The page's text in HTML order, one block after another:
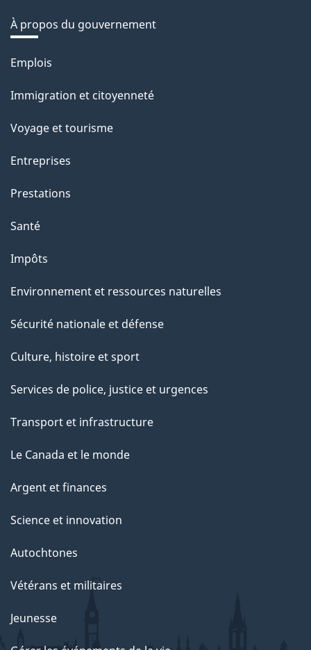
À propos du gouvernement
Thèmes
sujets
Emplois
Immigration et citoyenneté
Voyage et tourisme
Entreprises
Prestations
Santé
Impôts
Environnement et ressources naturelles
Sécurité nationale et défense
Culture, histoire et sport
Services de police, justice et urgences
Transport et infrastructure
Le Canada et le monde
Argent et finances
Science et innovation
Autochtones
Vétérans et militaires
Jeunesse